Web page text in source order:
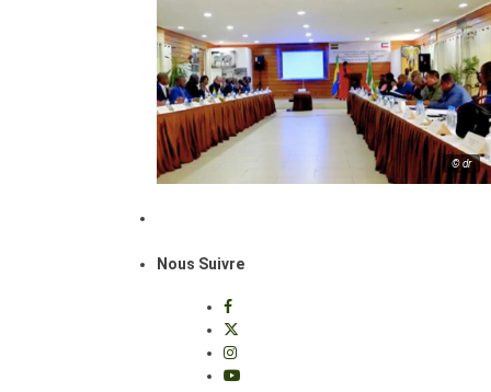
© dr
Nous Suivre